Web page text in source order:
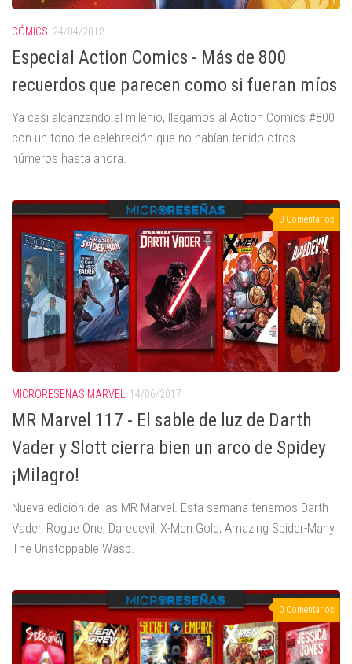
CÓMICS 24/04/2018
Especial Action Comics - Más de 800
recuerdos que parecen como si fueran míos
Ya casi alcanzando el milenio, llegamos al Action Comics #800
con un tono de celebración que no habían tenido otros
números hasta ahora.
0 Comentarios
MICRORESEÑAS MARVEL 14/06/2017
MR Marvel 117 - El sable de luz de Darth
Vader y Slott cierra bien un arco de Spidey
¡Milagro!
Nueva edición de las MR Marvel. Esta semana tenemos Darth
Vader, Rogue One, Daredevil, X-Men Gold, Amazing Spider-Many
The Unstoppable Wasp.
0 Comentarios